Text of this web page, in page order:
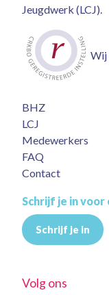
Jeugdwerk (LCJ).
Wij
BHZ
LCJ
Medewerkers
FAQ
Contact
Schrijf je in
Schrijf je in
Volg ons